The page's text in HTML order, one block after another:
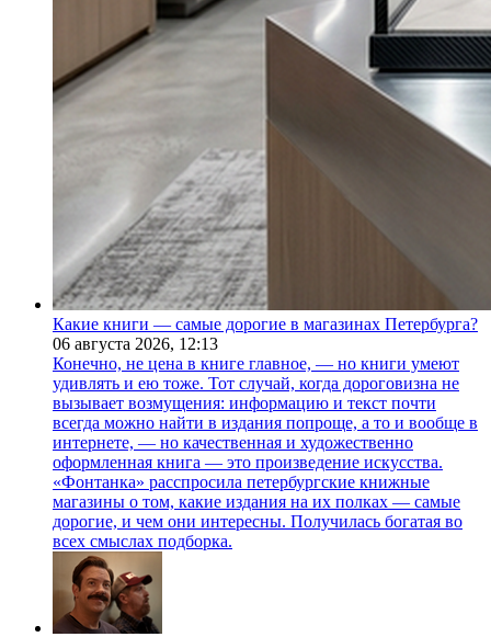
Какие книги — самые дорогие в магазинах Петербурга?
06 августа 2026, 12:13
Конечно, не цена в книге главное, — но книги умеют
удивлять и ею тоже. Тот случай, когда дороговизна не
вызывает возмущения: информацию и текст почти
всегда можно найти в издания попроще, а то и вообще в
интернете, — но качественная и художественно
оформленная книга — это произведение искусства.
«Фонтанка» расспросила петербургские книжные
магазины о том, какие издания на их полках — самые
дорогие, и чем они интересны. Получилась богатая во
всех смыслах подборка.